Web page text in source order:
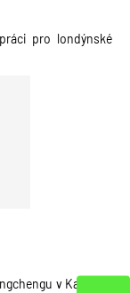
pro londýnské
v Kantonu